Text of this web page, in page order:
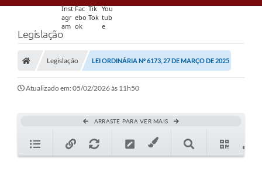
Legislação
Legislação LEI ORDINÁRIA Nº 6173, 27 DE MARÇO DE 2025
Atualizado em: 05/02/2026 às 11h50
ARRASTE PARA VER MAIS